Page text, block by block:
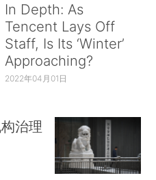
In Depth: As
Tencent Lays Off
Staff, Is Its ‘Winter’
Approaching?
2022年04月01日
治理